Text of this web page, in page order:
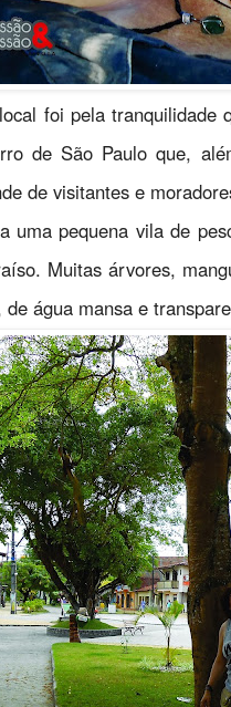
foi pela tranquilidade
de São Paulo que,
de visitantes e
uma pequena vila de
Muitas árvores,
água mansa e